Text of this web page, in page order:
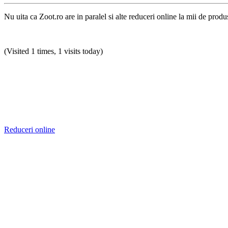
Nu uita ca Zoot.ro are in paralel si alte reduceri online la mii de
(Visited 1 times, 1 visits today)
Reduceri online